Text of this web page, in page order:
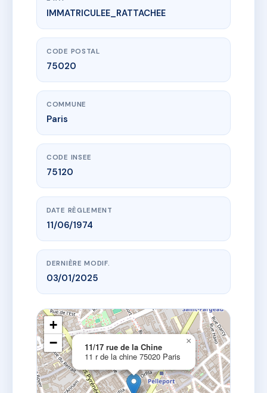
www.vme.plus/AA8174112
11/17 rue de la Chine
11 r de la chine
IMMATRICULEE_RATTACHEE
CODE POSTAL
75020
COMMUNE
Paris
CODE INSEE
75120
DATE RÈGLEMENT
11/06/1974
DERNIÈRE MODIF.
03/01/2025
11/17 rue de la Chine
11 r de la chine 75020 Paris
×
+
−